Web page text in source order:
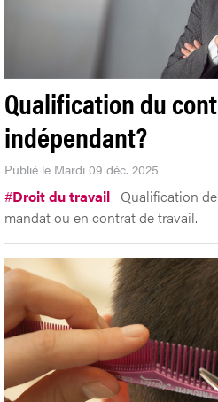
Qualification du
indépendant?
Publié le Mardi 09 déc. 2025
#Droit du travail Qualification
mandat ou en contrat de travail.